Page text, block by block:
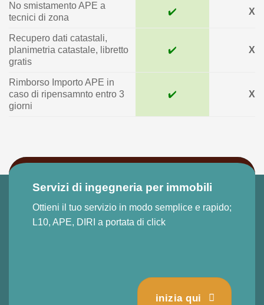
No smistamento APE a
tecnici di zona
✔️ X
Recupero dati catastali,
planimetria catastale, libretto
gratis
✔️ X
Rimborso Importo APE in
caso di ripensamnto entro 3
giorni
✔️ X
Servizi di ingegneria per immobili
Ottieni il tuo servizio in modo semplice e rapido;
L10, APE, DIRI a portata di click
inizia qui